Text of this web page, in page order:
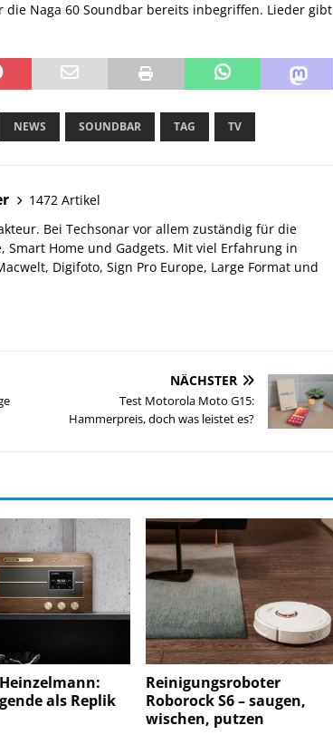
Naga 60 Soundbar bereits inbegriffen. Lieder gibt
NEWS SOUNDBAR TAG TV
1472 Artikel
Bei Techsonar vor allem zuständig für die
Smart Home und Gadgets. Mit viel Erfahrung in
Digifoto, Sign Pro Europe, Large Format und
NÄCHSTER
Test Motorola Moto G15:
Hammerpreis, doch was leistet es?
als Replik
Reinigungsroboter
Roborock S6 – saugen,
wischen, putzen